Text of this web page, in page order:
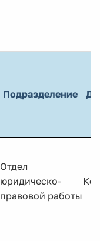
Подразделение
Отдел
юридическо-
правовой работы